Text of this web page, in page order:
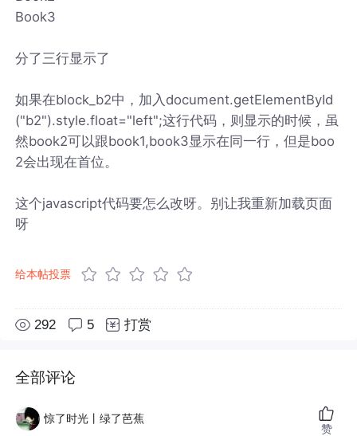
Book3
分了三行显示了
如果在block_b2中，加入document.getElementById
("b2").style.float="left";这行代码，则显示的时候，虽
然book2可以跟book1,book3显示在同一行，但是boo
2会出现在首位。
这个javascript代码要怎么改呀。别让我重新加载页面
呀
给本帖投票
292 5 打赏
全部评论
惊了时光丨绿了芭蕉
赞